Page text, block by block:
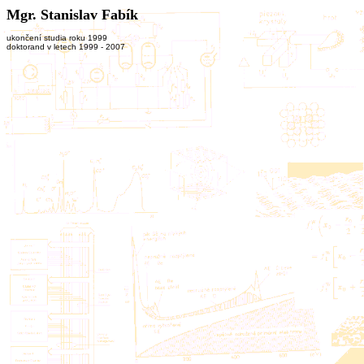
Mgr. Stanislav Fabík
ukončení studia roku 1999
doktorand v letech 1999 - 2007